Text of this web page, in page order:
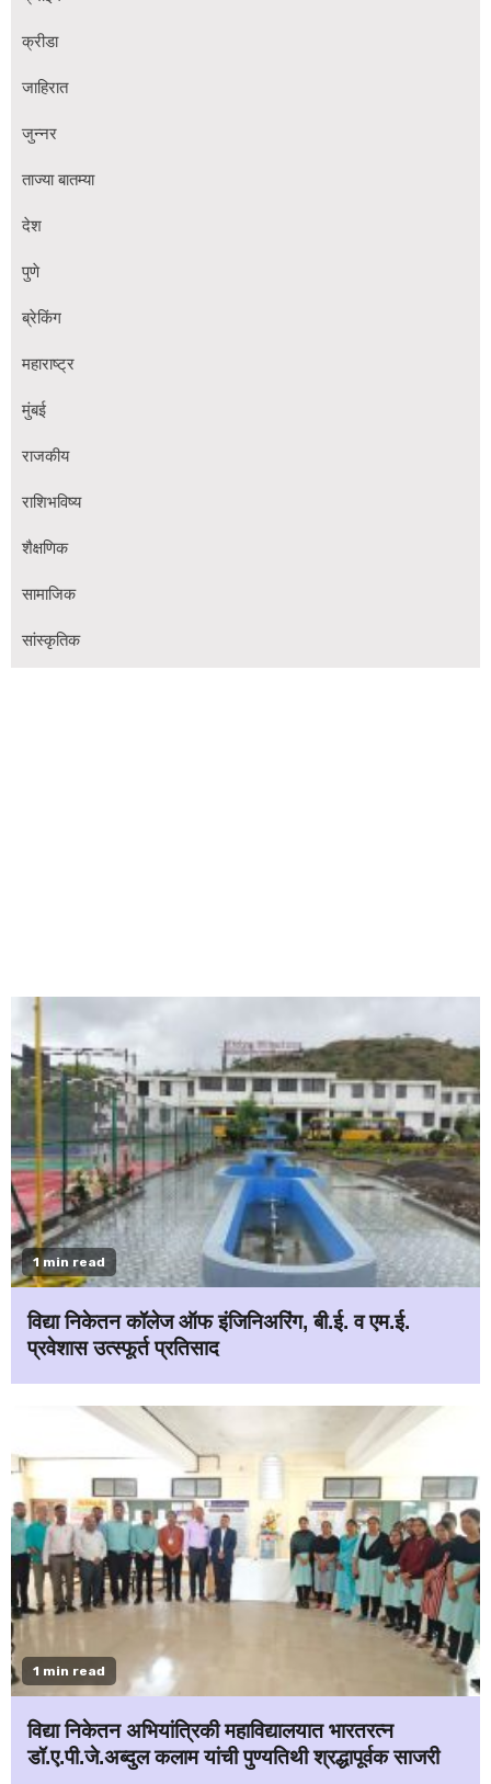
क्रीडा
जाहिरात
जुन्नर
ताज्या बातम्या
देश
पुणे
ब्रेकिंग
महाराष्ट्र
मुंबई
राजकीय
राशिभविष्य
शैक्षणिक
सामाजिक
सांस्कृतिक
1 min read
विद्या निकेतन कॉलेज ऑफ इंजिनिअरिंग, बी.ई. व एम.ई.
प्रवेशास उत्स्फूर्त प्रतिसाद
1 min read
विद्या निकेतन अभियांत्रिकी महाविद्यालयात भारतरत्न
डॉ.ए.पी.जे.अब्दुल कलाम यांची पुण्यतिथी श्रद्धापूर्वक साजरी